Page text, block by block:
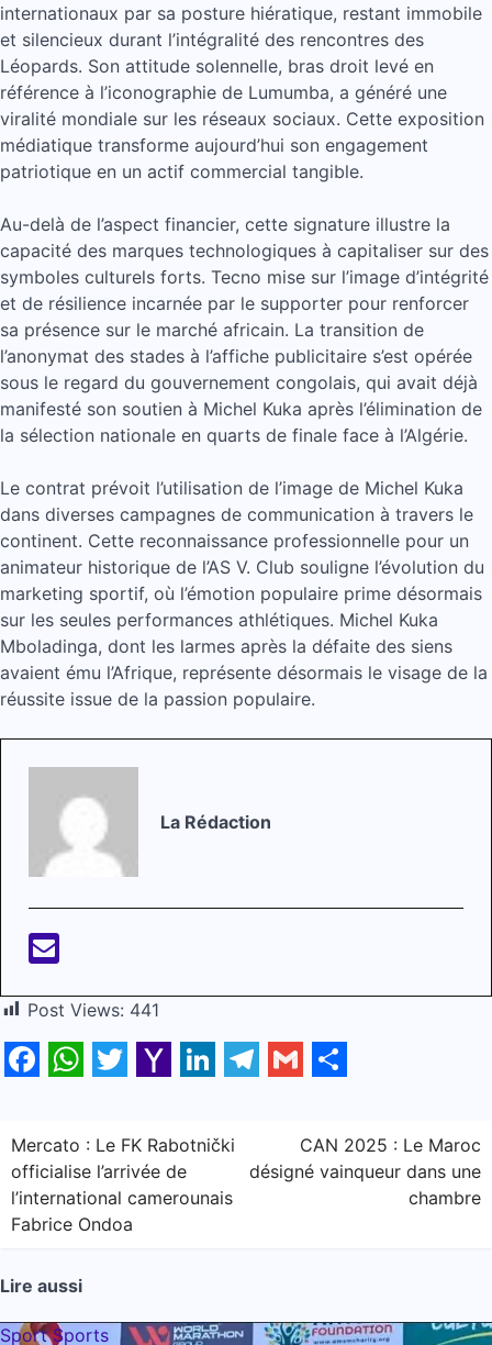
internationaux par sa posture hiératique, restant immobile
et silencieux durant l’intégralité des rencontres des
Léopards. Son attitude solennelle, bras droit levé en
référence à l’iconographie de Lumumba, a généré une
viralité mondiale sur les réseaux sociaux. Cette exposition
médiatique transforme aujourd’hui son engagement
patriotique en un actif commercial tangible.
Au-delà de l’aspect financier, cette signature illustre la
capacité des marques technologiques à capitaliser sur des
symboles culturels forts. Tecno mise sur l’image d’intégrité
et de résilience incarnée par le supporter pour renforcer
sa présence sur le marché africain. La transition de
l’anonymat des stades à l’affiche publicitaire s’est opérée
sous le regard du gouvernement congolais, qui avait déjà
manifesté son soutien à Michel Kuka après l’élimination de
la sélection nationale en quarts de finale face à l’Algérie.
Le contrat prévoit l’utilisation de l’image de Michel Kuka
dans diverses campagnes de communication à travers le
continent. Cette reconnaissance professionnelle pour un
animateur historique de l’AS V. Club souligne l’évolution du
marketing sportif, où l’émotion populaire prime désormais
sur les seules performances athlétiques. Michel Kuka
Mboladinga, dont les larmes après la défaite des siens
avaient ému l’Afrique, représente désormais le visage de la
réussite issue de la passion populaire.
La Rédaction
Post Views: 441
Mail
Navigation
de
l’article
Mercato : Le FK Rabotnički
officialise l’arrivée de
l’international camerounais
Fabrice Ondoa
CAN 2025 : Le Maroc
désigné vainqueur dans une
chambre
Lire aussi
SportSports